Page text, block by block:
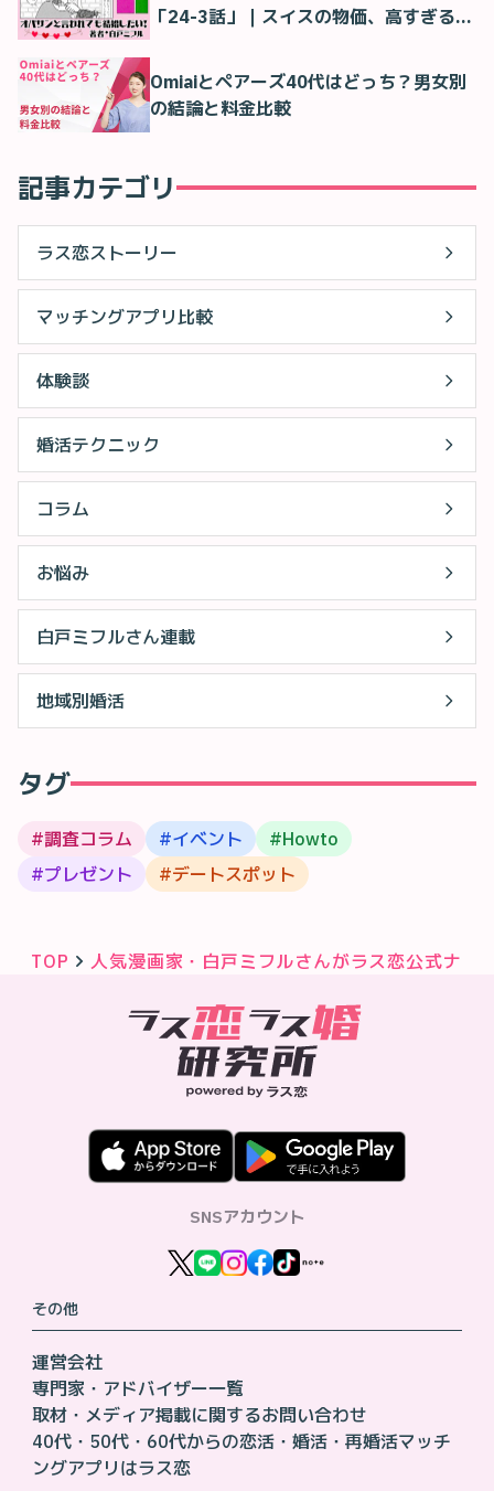
「24-3話」｜スイスの物価、高すぎる…
Omiaiとペアーズ40代はどっち？男女別
の結論と料金比較
記事カテゴリ
ラス恋ストーリー
マッチングアプリ比較
体験談
婚活テクニック
コラム
お悩み
白戸ミフルさん連載
地域別婚活
タグ
#調査コラム #イベント #Howto
#プレゼント #デートスポット
TOP 人気漫画家・白戸ミフルさんがラス恋公式ナ
SNSアカウント
その他
運営会社
専門家・アドバイザー一覧
取材・メディア掲載に関するお問い合わせ
40代・50代・60代からの恋活・婚活・再婚活マッチ
ングアプリはラス恋